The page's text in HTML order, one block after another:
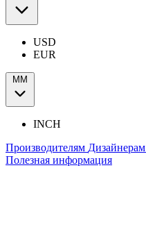
USD
EUR
ММ
INCH
Производителям Дизайнерам
Полезная информация